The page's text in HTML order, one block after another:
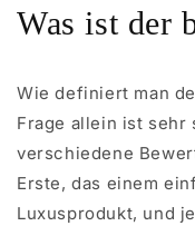
Was ist der
Wie definiert man
Frage allein ist sehr
verschiedene
Erste, das einem
Luxusprodukt, und